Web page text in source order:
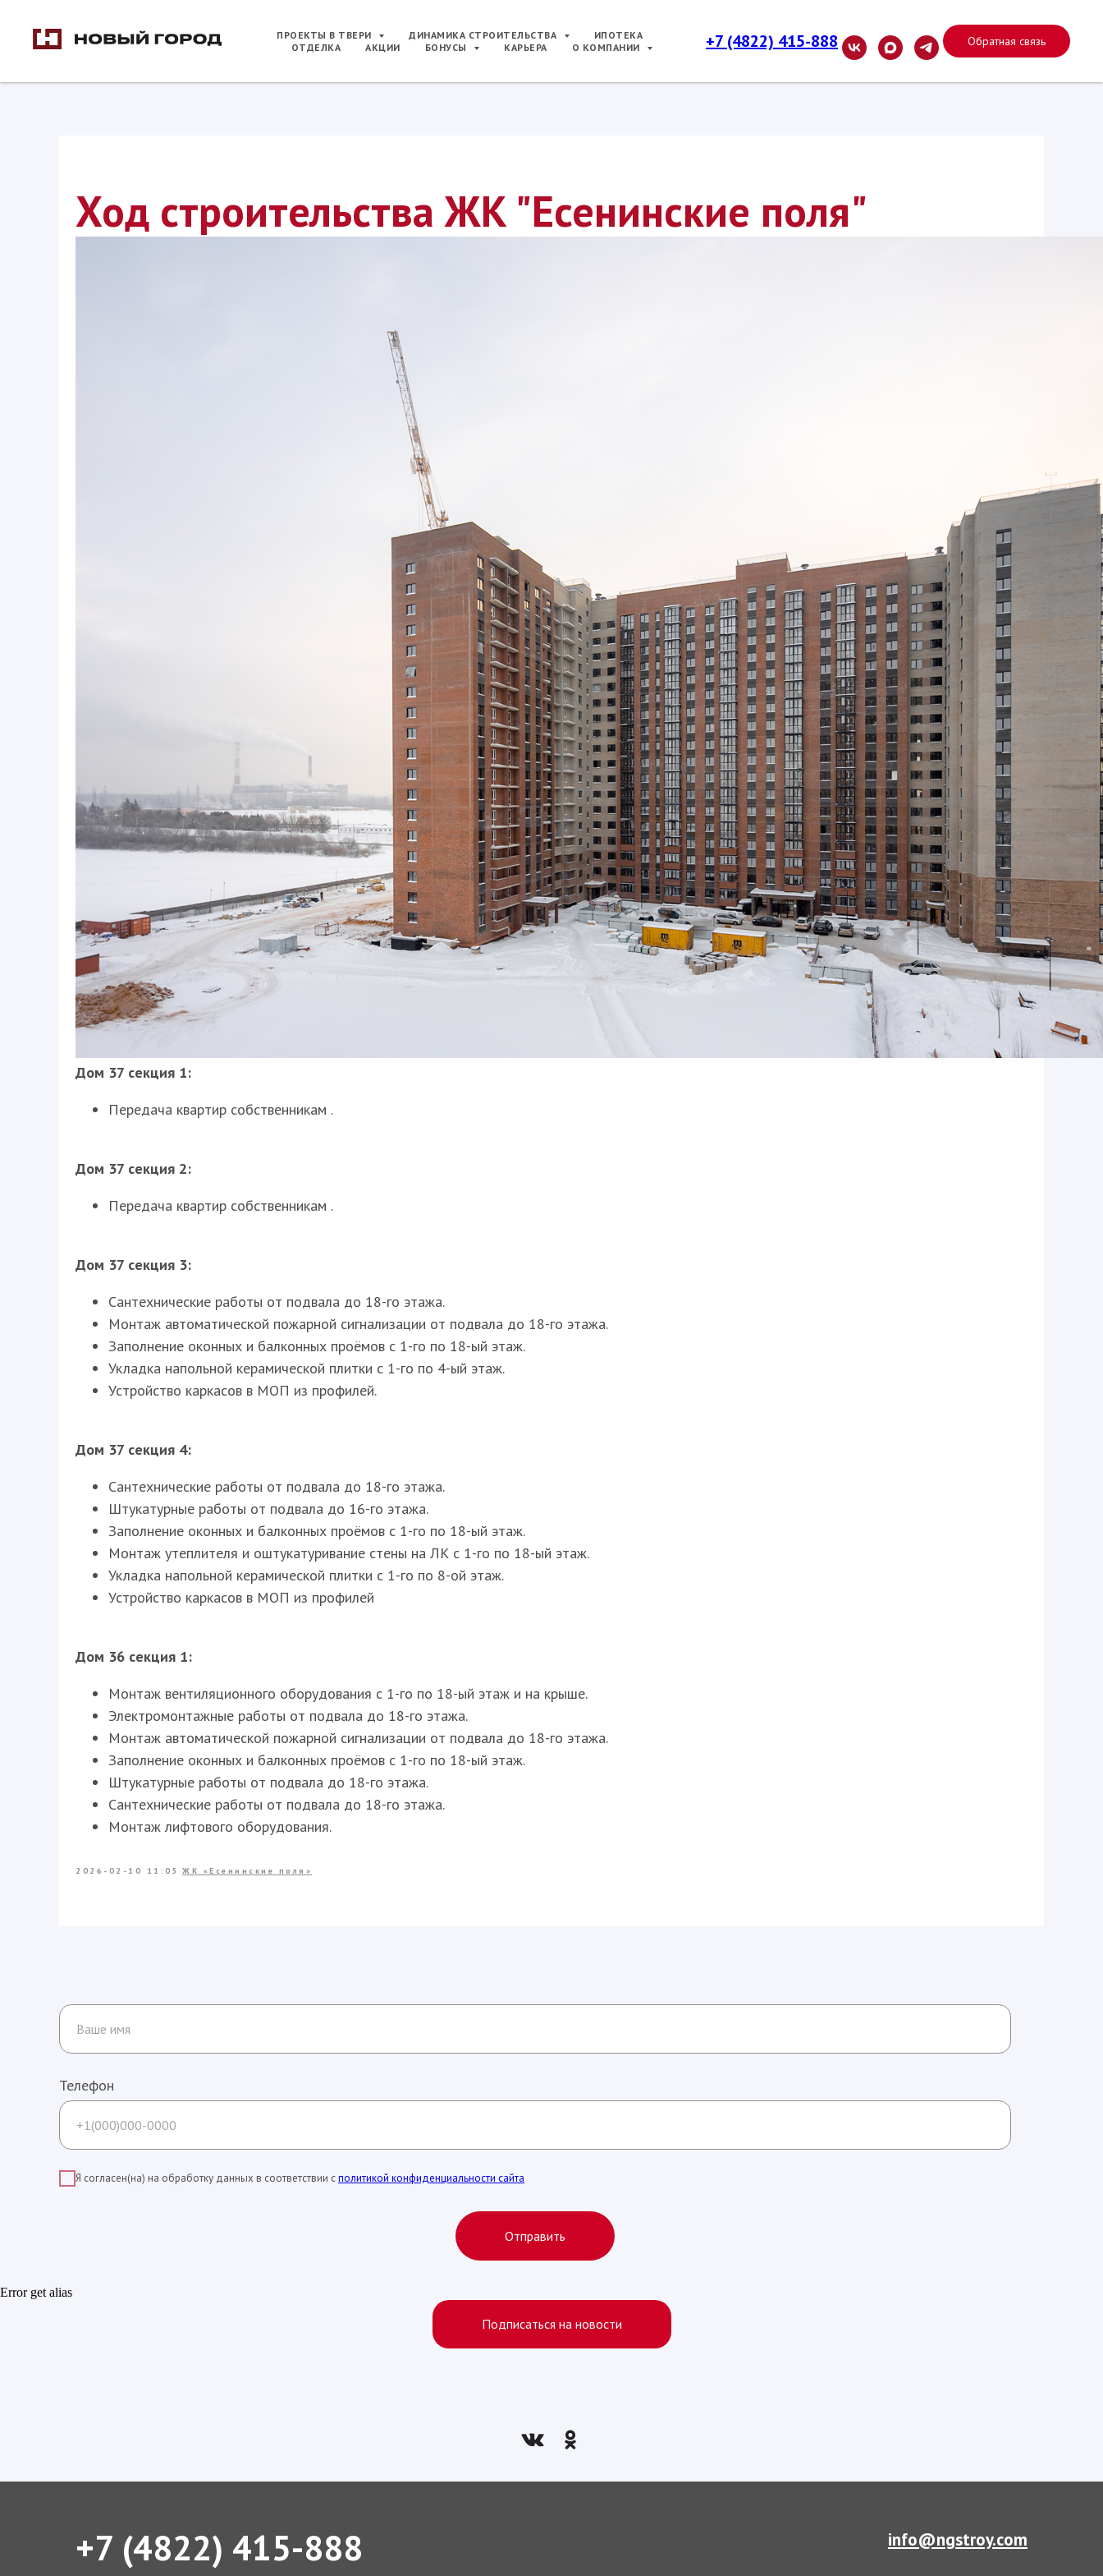
ПРОЕКТЫ В ТВЕРИ ДИНАМИКА СТРОИТЕЛЬСТВА
ИПОТЕКА
ОТДЕЛКА
АКЦИИ БОНУСЫ КАРЬЕРА О КОМПАНИИ +7 (4822) 415-888 Обратная связь
Ход строительства ЖК "Есенинские поля"
Дом 37 секция 1:
Передача квартир собственникам .
Дом 37 секция 2:
Передача квартир собственникам .
Дом 37 секция 3:
Сантехнические работы от подвала до 18-го этажа.
Монтаж автоматической пожарной сигнализации от подвала до 18-го этажа.
Заполнение оконных и балконных проёмов с 1-го по 18-ый этаж.
Укладка напольной керамической плитки с 1-го по 4-ый этаж.
Устройство каркасов в МОП из профилей.
Дом 37 секция 4:
Сантехнические работы от подвала до 18-го этажа.
Штукатурные работы от подвала до 16-го этажа.
Заполнение оконных и балконных проёмов с 1-го по 18-ый этаж.
Монтаж утеплителя и оштукатуривание стены на ЛК с 1-го по 18-ый этаж.
Укладка напольной керамической плитки с 1-го по 8-ой этаж.
Устройство каркасов в МОП из профилей
Дом 36 секция 1:
Монтаж вентиляционного оборудования с 1-го по 18-ый этаж и на крыше.
Электромонтажные работы от подвала до 18-го этажа.
Монтаж автоматической пожарной сигнализации от подвала до 18-го этажа.
Заполнение оконных и балконных проёмов с 1-го по 18-ый этаж.
Штукатурные работы от подвала до 18-го этажа.
Сантехнические работы от подвала до 18-го этажа.
Монтаж лифтового оборудования.
2026-02-10 11:05 ЖК «Есенинские поля»
Телефон
Я согласен(на) на обработку данных в соответствии сполитикой конфиденциальности сайта
Отправить
Error get alias
Подписаться на новости
+7 (4822) 415-888 info@ngstroy.com